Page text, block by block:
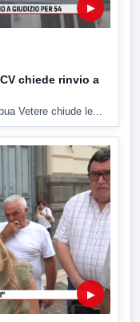
▶
chiede rinvio a
Vetere chiude le...
▶